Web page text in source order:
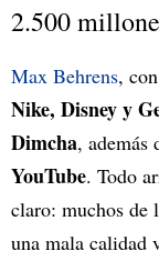
2.500
Max Behrens,
Nike, Disney y
Dimcha, además
YouTube. Todo
claro: muchos de
una mala calidad